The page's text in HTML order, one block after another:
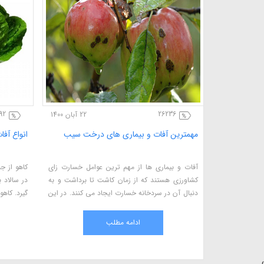
انواع
کاهو از
در
گیرد.
26236 22 آبان 1400
مهمترین آفات و بیماری های درخت سیب
آفات و بیماری ها از مهم ترین عوامل خسارت زای
کشاورزی هستند که از زمان کاشت تا برداشت و به
دنبال آن در سردخانه خسارت ایجاد می کنند. در این
به درخت سیب آشنا می شویم.
ادامه مطلب